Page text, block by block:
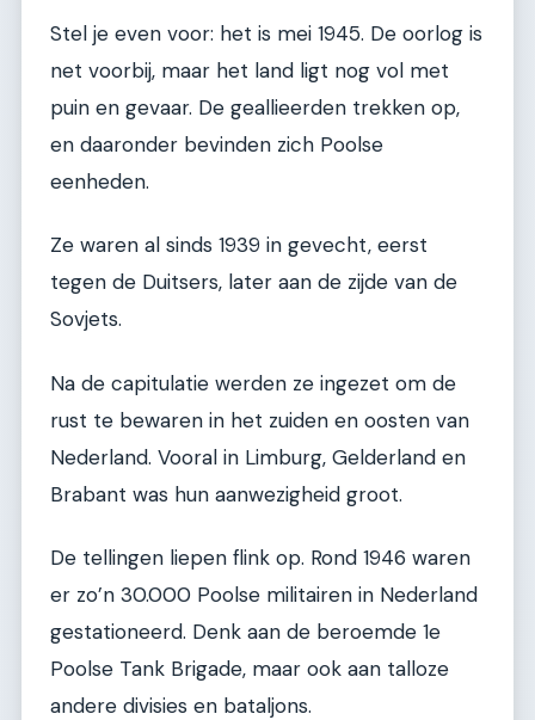
Stel je even voor: het is mei 1945. De oorlog is
net voorbij, maar het land ligt nog vol met
puin en gevaar. De geallieerden trekken op,
en daaronder bevinden zich Poolse
eenheden.
Ze waren al sinds 1939 in gevecht, eerst
tegen de Duitsers, later aan de zijde van de
Sovjets.
Na de capitulatie werden ze ingezet om de
rust te bewaren in het zuiden en oosten van
Nederland. Vooral in Limburg, Gelderland en
Brabant was hun aanwezigheid groot.
De tellingen liepen flink op. Rond 1946 waren
er zo’n 30.000 Poolse militairen in Nederland
gestationeerd. Denk aan de beroemde 1e
Poolse Tank Brigade, maar ook aan talloze
andere divisies en bataljons.